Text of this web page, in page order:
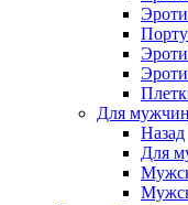
Для мужчин
Назад
Для